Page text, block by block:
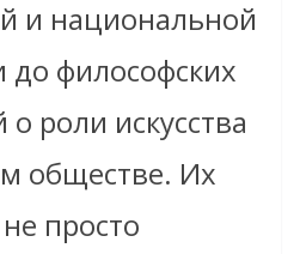
и национальной
до философских
роли искусства
обществе. Их
просто